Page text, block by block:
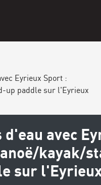
Eyrieux Sport :
up paddle sur l'Eyrieux
avec
kayak/
sur